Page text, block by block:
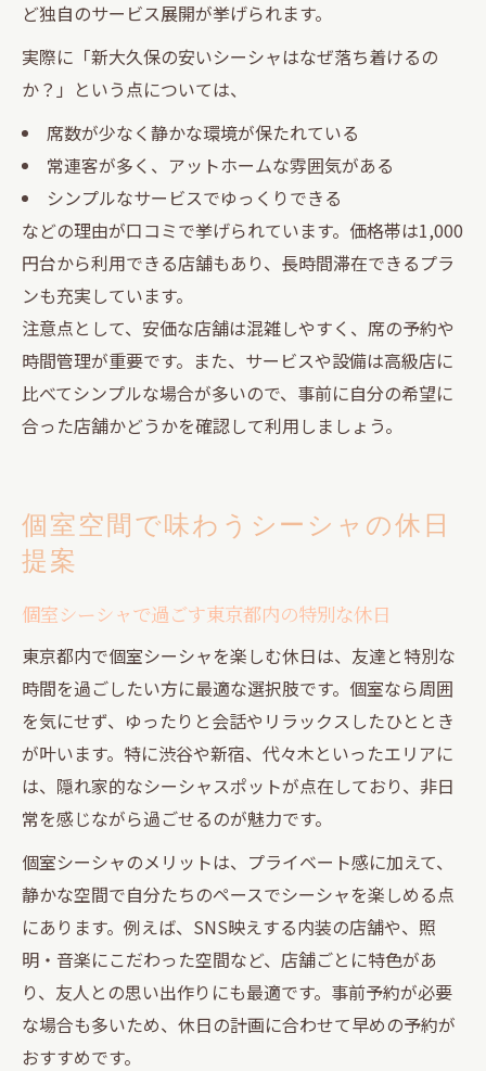
ど独自のサービス展開が挙げられます。
実際に「新大久保の安いシーシャはなぜ落ち着けるの
か？」という点については、
席数が少なく静かな環境が保たれている
常連客が多く、アットホームな雰囲気がある
シンプルなサービスでゆっくりできる
などの理由が口コミで挙げられています。価格帯は1,000
円台から利用できる店舗もあり、長時間滞在できるプラ
ンも充実しています。
注意点として、安価な店舗は混雑しやすく、席の予約や
時間管理が重要です。また、サービスや設備は高級店に
比べてシンプルな場合が多いので、事前に自分の希望に
合った店舗かどうかを確認して利用しましょう。
個室空間で味わうシーシャの休日
提案
個室シーシャで過ごす東京都内の特別な休日
東京都内で個室シーシャを楽しむ休日は、友達と特別な
時間を過ごしたい方に最適な選択肢です。個室なら周囲
を気にせず、ゆったりと会話やリラックスしたひととき
が叶います。特に渋谷や新宿、代々木といったエリアに
は、隠れ家的なシーシャスポットが点在しており、非日
常を感じながら過ごせるのが魅力です。
個室シーシャのメリットは、プライベート感に加えて、
静かな空間で自分たちのペースでシーシャを楽しめる点
にあります。例えば、SNS映えする内装の店舗や、照
明・音楽にこだわった空間など、店舗ごとに特色があ
り、友人との思い出作りにも最適です。事前予約が必要
な場合も多いため、休日の計画に合わせて早めの予約が
おすすめです。